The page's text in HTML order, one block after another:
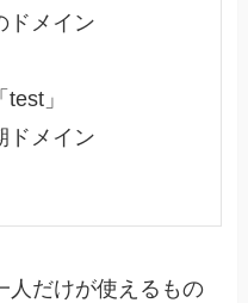
ドメイン
」
ドメイン
人だけが使えるもの